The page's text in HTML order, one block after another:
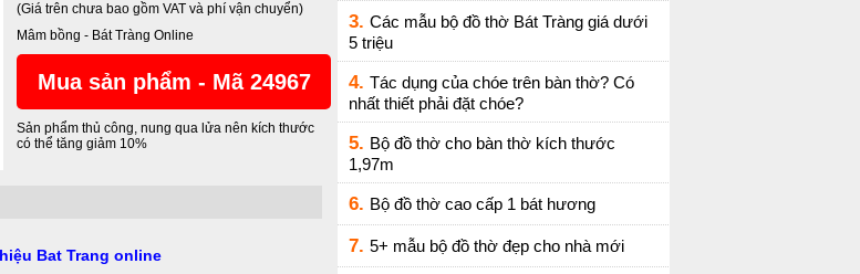
(Giá trên chưa bao gồm VAT và phí vận chuyển)
Mâm bồng - Bát Tràng Online
Mua sản phẩm - Mã 24967
Sản phẩm thủ công, nung qua lửa nên kích thước
có thể tăng giảm 10%
Bat Trang online
3. Các mẫu bộ đồ thờ Bát Tràng giá dưới
5 triệu
4. Tác dụng của chóe trên bàn thờ? Có
nhất thiết phải đặt chóe?
5. Bộ đồ thờ cho bàn thờ kích thước
1,97m
6. Bộ đồ thờ cao cấp 1 bát hương
7. 5+ mẫu bộ đồ thờ đẹp cho nhà mới